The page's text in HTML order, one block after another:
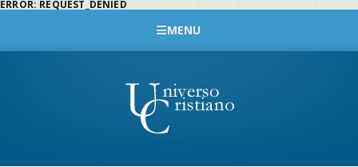
ERROR: REQUEST_DENIED
MENU